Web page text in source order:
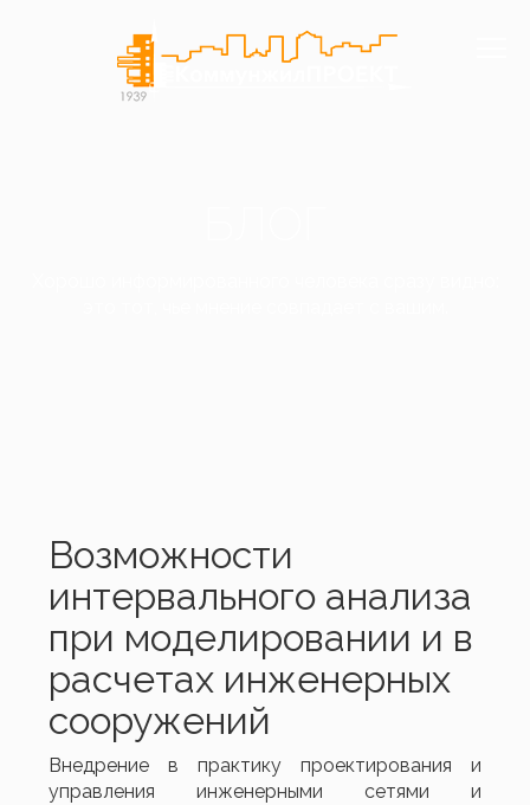
Возможности
интервального анализа
при моделировании и в
расчетах инженерных
сооружений
Внедрение в практику проектирования и
управления инженерными сетями и